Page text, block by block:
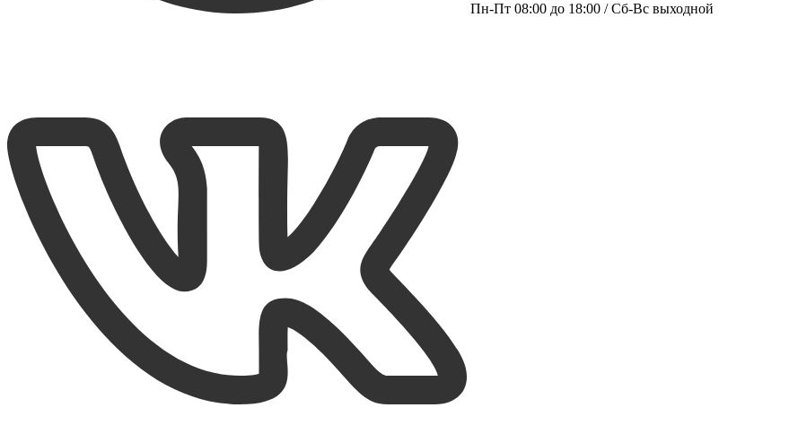
Пн-Пт 08:00 до 18:00 / Сб-Вс выходной